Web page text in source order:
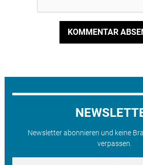
KOMMENTAR
Newsletter abonnieren und keine
verpassen.